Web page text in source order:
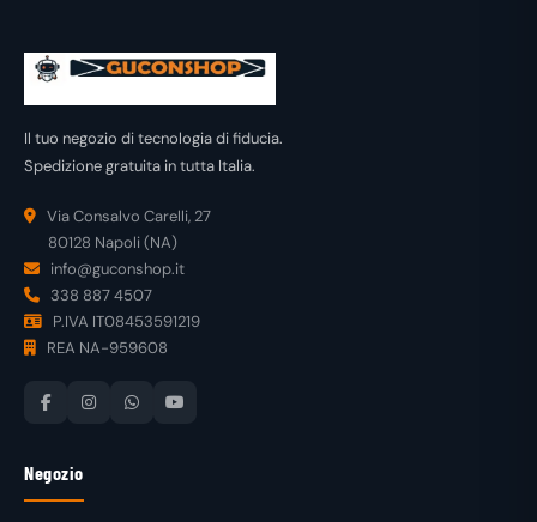
Il tuo negozio di tecnologia di fiducia.
Spedizione gratuita in tutta Italia.
Via Consalvo Carelli, 27
80128 Napoli (NA)
info@guconshop.it
338 887 4507
P.IVA IT08453591219
REA NA-959608
Negozio